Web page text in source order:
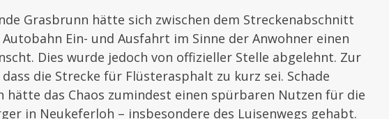
Grasbrunn hätte sich zwischen dem Streckenabschnitt
Ein- und Ausfahrt im Sinne der Anwohner einen
Dies wurde jedoch von offizieller Stelle abgelehnt. Zur
die Strecke für Flüsterasphalt zu kurz sei. Schade
hätte das Chaos zumindest einen spürbaren Nutzen für die
in Neukeferloh – insbesondere des Luisenwegs gehabt.